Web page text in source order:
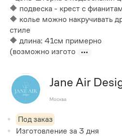
🔶 подвеска - крест с
🔶 колье можно накручивать
стиле
🔶 длина: 41см примерно
(возможно изгото
Jane Air
Москва
Под заказ
Изготовление за 3 дня